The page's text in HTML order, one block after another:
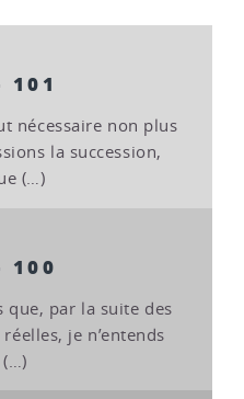
101
nécessaire non plus
la succession,
(…)
100
par la suite des
je n’entends
(…)